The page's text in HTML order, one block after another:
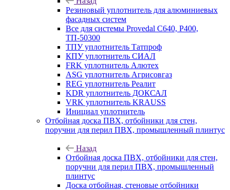
Резиновый уплотнитель для алюминиевых
фасадных систем
Все для системы Provedal С640, Р400,
ТП-50300
ТПУ уплотнитель Татпроф
КПУ уплотнитель СИАЛ
FRK уплотнитель Алютех
ASG уплотнитель Агрисовгаз
REG уплотнитель Реалит
KDR уплотнитель ДОКСАЛ
VRK уплотнитель KRAUSS
Инициал уплотнитель
Отбойная доска ПВХ, отбойники для стен,
поручни для перил ПВХ, промышленный плинтус
Назад
Отбойная доска ПВХ, отбойники для стен,
поручни для перил ПВХ, промышленный
плинтус
Доска отбойная, стеновые отбойники